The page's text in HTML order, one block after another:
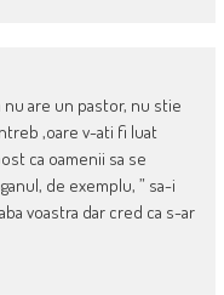
nu are un pastor, nu stie
,oare v-ati fi luat
ca oamenii sa se
de exemplu, ” sa-i
voastra dar cred ca s-ar